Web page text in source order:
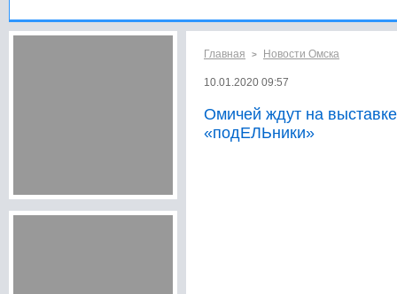
Главная > Новости Омска
10.01.2020 09:57
Омичей ждут на
«подЕЛЬники»